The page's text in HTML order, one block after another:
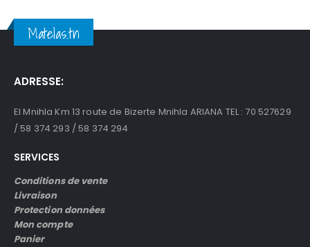
Matelas.tn
ADRESSE:
El Mnihla Km 13 route de Bizerte Mnihla ARIANA TEL : 70 527629
/ 58 374 293 / 58 374 294
SERVICES
Conditions de vente
Livraison
Protection données
Mon compte
Panier